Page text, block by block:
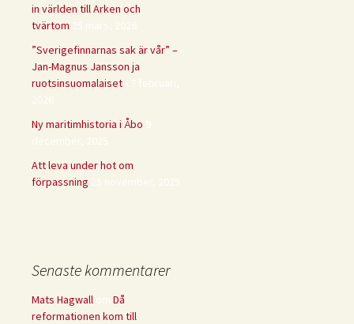
in världen till Arken och
tvärtom
25 mars, 2026
”Sverigefinnarnas sak är vår” –
Jan-Magnus Jansson ja
ruotsinsuomalaiset 17 februari,
2026
Ny maritimhistoria i Åbo 9
december, 2025
Att leva under hot om
förpassning
25 november, 2025
Senaste kommentarer
Mats Hagwall om Då
reformationen kom till